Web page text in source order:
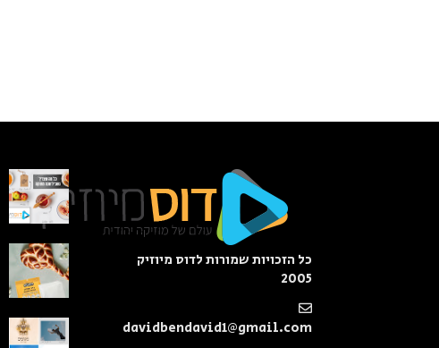
כל הזכויות שמורות לדוס מיוזיק
2005
davidbendavid1@gmail.com